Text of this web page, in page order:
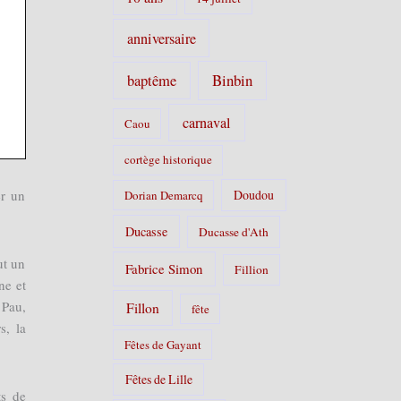
un
un
et
la
de
anniversaire
baptême Binbin
Caou carnaval
cortège historique
Dorian Demarcq Doudou
Ducasse Ducasse d'Ath
Fabrice Simon Fillion
Fillon fête
Fêtes de Gayant
Fêtes de Lille